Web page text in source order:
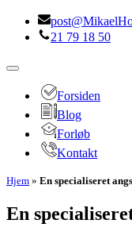
21 79 18 50
Navigation
Forsiden
Blog
Forløb
Kontakt
Hjem » En specialiseret
En